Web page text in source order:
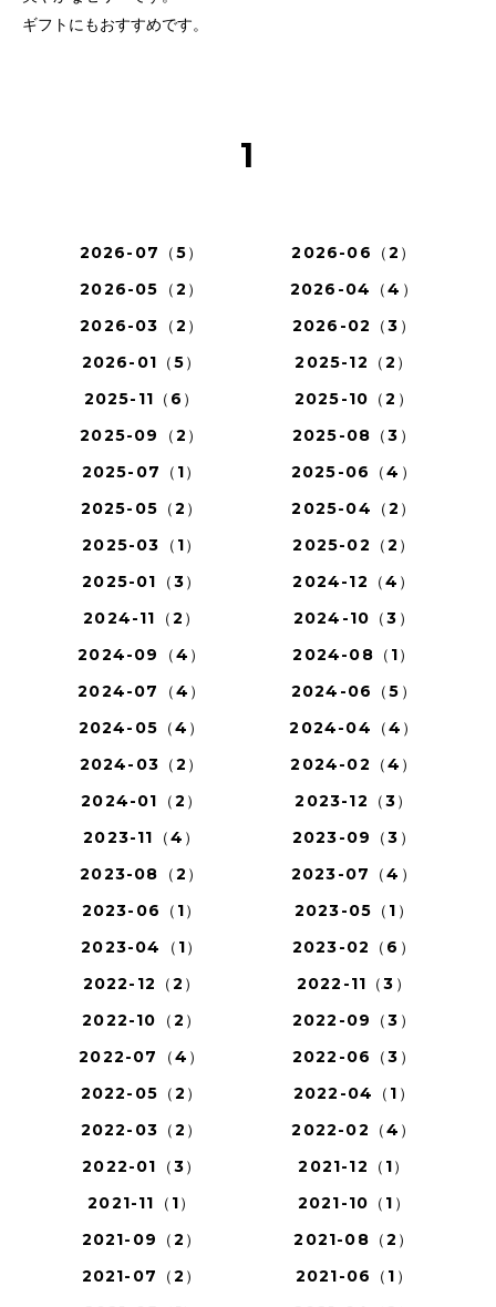
ギフトにもおすすめです。
1
2026-07（5）
2026-06（2）
2026-05（2）
2026-04（4）
2026-03（2）
2026-02（3）
2026-01（5）
2025-12（2）
2025-11（6）
2025-10（2）
2025-09（2）
2025-08（3）
2025-07（1）
2025-06（4）
2025-05（2）
2025-04（2）
2025-03（1）
2025-02（2）
2025-01（3）
2024-12（4）
2024-11（2）
2024-10（3）
2024-09（4）
2024-08（1）
2024-07（4）
2024-06（5）
2024-05（4）
2024-04（4）
2024-03（2）
2024-02（4）
2024-01（2）
2023-12（3）
2023-11（4）
2023-09（3）
2023-08（2）
2023-07（4）
2023-06（1）
2023-05（1）
2023-04（1）
2023-02（6）
2022-12（2）
2022-11（3）
2022-10（2）
2022-09（3）
2022-07（4）
2022-06（3）
2022-05（2）
2022-04（1）
2022-03（2）
2022-02（4）
2022-01（3）
2021-12（1）
2021-11（1）
2021-10（1）
2021-09（2）
2021-08（2）
2021-07（2）
2021-06（1）